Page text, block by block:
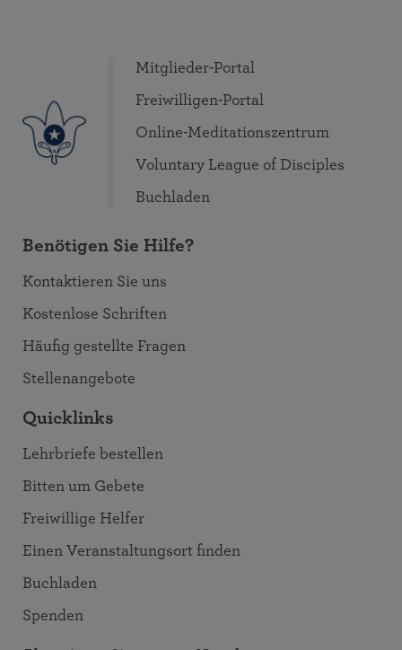
Mitglieder-Portal
Freiwilligen-Portal
Online-Meditationszentrum
Voluntary League of Disciples
Buchladen
Benötigen Sie Hilfe?
Kontaktieren Sie uns
Kostenlose Schriften
Häufig gestellte Fragen
Stellenangebote
Quicklinks
Lehrbriefe bestellen
Bitten um Gebete
Freiwillige Helfer
Einen Veranstaltungsort finden
Buchladen
Spenden